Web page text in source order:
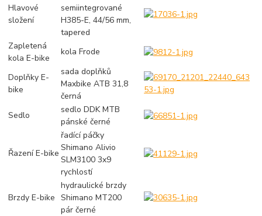
Hlavové
složení
semiintegrované
H385-E, 44/56 mm,
tapered
Zapletená
kola E-bike
kola Frode
Doplňky E-
bike
sada doplňků
Maxbike ATB 31,8
černá
Sedlo
sedlo DDK MTB
pánské černé
Řazení E-bike
řadící páčky
Shimano Alivio
SLM3100 3x9
rychlostí
Brzdy E-bike
hydraulické brzdy
Shimano MT200
pár černé